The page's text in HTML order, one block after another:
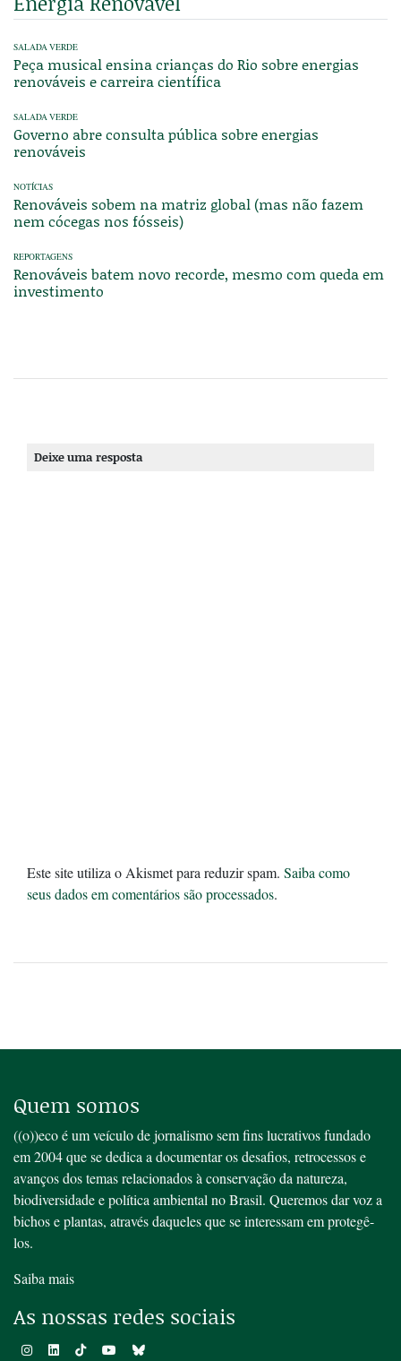
SALADA VERDE
Peça musical ensina crianças do Rio sobre energias
renováveis e carreira científica
SALADA VERDE
Governo abre consulta pública sobre energias
renováveis
NOTÍCIAS
Renováveis sobem na matriz global (mas não fazem
nem cócegas nos fósseis)
REPORTAGENS
Renováveis batem novo recorde, mesmo com queda em
investimento
Deixe uma resposta
Este site utiliza o Akismet para reduzir spam. Saiba como
seus dados em comentários são processados.
Quem somos
((o))eco é um veículo de jornalismo sem fins lucrativos fundado
em 2004 que se dedica a documentar os desafios, retrocessos e
avanços dos temas relacionados à conservação da natureza,
biodiversidade e política ambiental no Brasil. Queremos dar voz a
bichos e plantas, através daqueles que se interessam em protegê-
los.
Saiba mais
As nossas redes sociais